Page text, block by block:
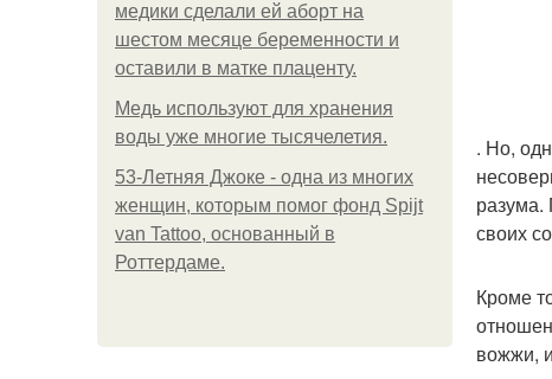
медики сделали ей аборт на
шестом месяце беременности и
оставили в матке плаценту.
Медь используют для хранения
воды уже многие тысячелетия.
53-Летняя Джоке - одна из многих
женщин, которым помог фонд Spijt
van Tattoo, основанный в
Роттердаме.
. Но,
разума.
своих
Кроме
вожжи,